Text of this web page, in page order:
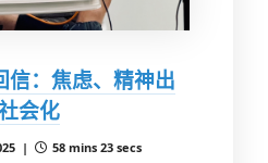
信：焦虑、精神出
会化
|
58 mins 23 secs